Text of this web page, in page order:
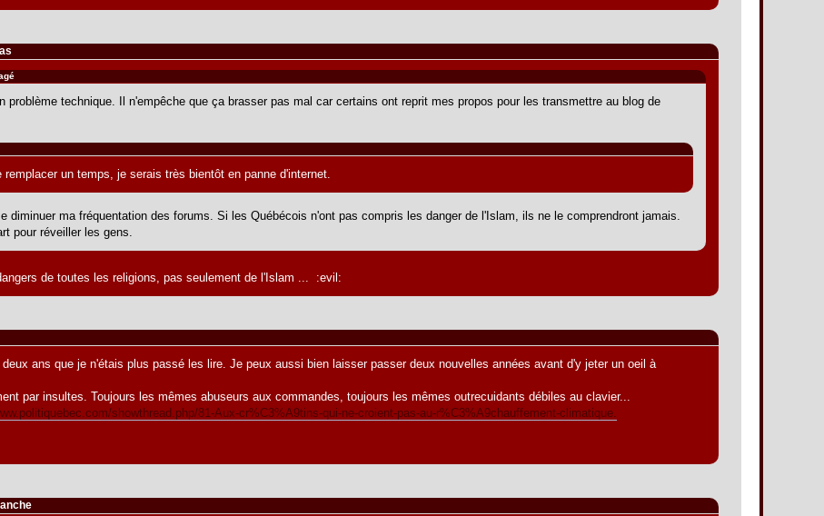
problème technique. Il n'empêche que ça brasser pas mal car certains ont reprit mes propos pour les transmettre au blog de
remplacer un temps, je serais très bientôt en panne d'internet.
diminuer ma fréquentation des forums. Si les Québécois n'ont pas compris les danger de l'Islam, ils ne le comprendront jamais.
pour réveiller les gens.
de toutes les religions, pas seulement de l'Islam ... :evil:
ans que je n'étais plus passé les lire. Je peux aussi bien laisser passer deux nouvelles années avant d'y jeter un oeil à
par insultes. Toujours les mêmes abuseurs aux commandes, toujours les mêmes outrecuidants débiles au clavier...
showthread.php/81-Aux-cr%C3%A9tins-qui-ne-croient-pas-au-r%C3%A9chauffement-climatique.